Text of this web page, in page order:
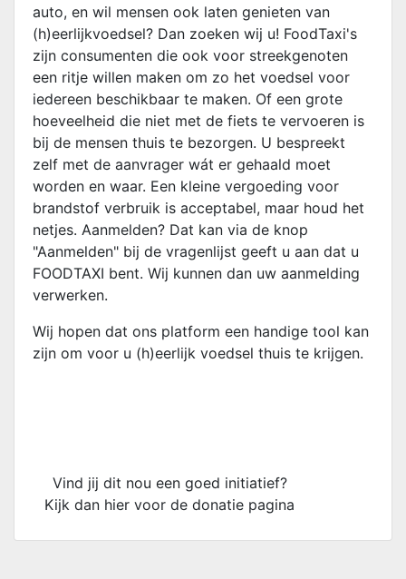
auto, en wil mensen ook laten genieten van
(h)eerlijkvoedsel? Dan zoeken wij u! FoodTaxi's
zijn consumenten die ook voor streekgenoten
een ritje willen maken om zo het voedsel voor
iedereen beschikbaar te maken. Of een grote
hoeveelheid die niet met de fiets te vervoeren is
bij de mensen thuis te bezorgen. U bespreekt
zelf met de aanvrager wát er gehaald moet
worden en waar. Een kleine vergoeding voor
brandstof verbruik is acceptabel, maar houd het
netjes. Aanmelden? Dat kan via de knop
"Aanmelden" bij de vragenlijst geeft u aan dat u
FOODTAXI bent. Wij kunnen dan uw aanmelding
verwerken.
Wij hopen dat ons platform een handige tool kan
zijn om voor u (h)eerlijk voedsel thuis te krijgen.
Vind jij dit nou een goed initiatief?
Kijk dan hier voor de donatie pagina